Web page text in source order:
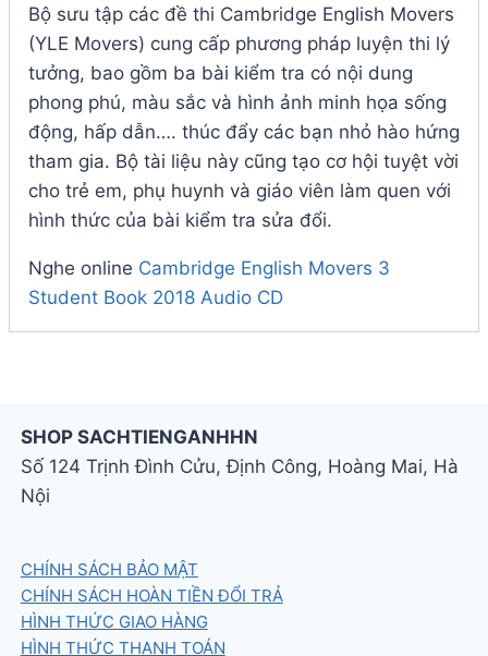
Bộ sưu tập các đề thi Cambridge English Movers
(YLE Movers) cung cấp phương pháp luyện thi lý
tưởng, bao gồm ba bài kiểm tra có nội dung
phong phú, màu sắc và hình ảnh minh họa sống
động, hấp dẫn…. thúc đẩy các bạn nhỏ hào hứng
tham gia. Bộ tài liệu này cũng tạo cơ hội tuyệt vời
cho trẻ em, phụ huynh và giáo viên làm quen với
hình thức của bài kiểm tra sửa đổi.
Nghe online Cambridge English Movers 3
Student Book 2018 Audio CD
SHOP SACHTIENGANHHN
Số 124 Trịnh Đình Cửu, Định Công, Hoàng Mai, Hà
Nội
CHÍNH SÁCH BẢO MẬT
CHÍNH SÁCH HOÀN TIỀN ĐỔI TRẢ
HÌNH THỨC GIAO HÀNG
HÌNH THỨC THANH TOÁN